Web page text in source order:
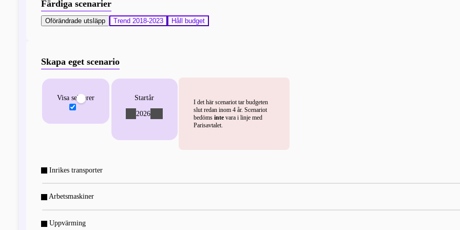
Färdiga scenarier
Oförändrade utsläpp Trend 2018-2023 Håll budget
Skapa eget scenario
Inrikes transporter
Arbetsmaskiner
Uppvärming
Visa sektorer Startår
2026
I det här scenariot tar budgeten
slut redan inom 4 år. Scenariot
bedöms intevara i linje med
Parisavtalet.